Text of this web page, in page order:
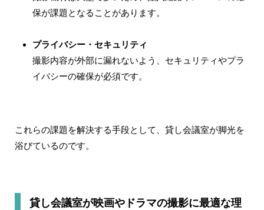
保が課題となることがあります。
プライバシー・セキュリティ
撮影内容が外部に漏れないよう、セキュリティやプラ
イバシーの確保が必須です。
これらの課題を解決する手段として、貸し会議室が脚光を
浴びているのです。
貸し会議室が映画やドラマの撮影に最適な理